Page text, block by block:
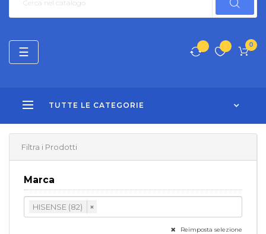
0
TUTTE LE CATEGORIE
navigazione
Toggle
☰
Filtra i Prodotti
Marca
HISENSE (82) ×
Reimposta selezione